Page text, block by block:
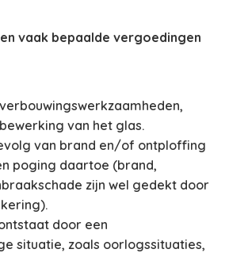
vaak bepaalde vergoedingen
van het glas.
van brand en/of ontploffing
poging daartoe (brand,
zijn wel gedekt door
door een
situatie, zoals oorlogssituaties,